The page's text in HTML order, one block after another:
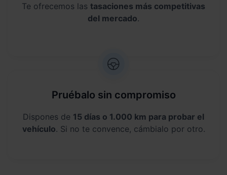
Te ofrecemos las tasaciones más competitivas
del mercado.
Pruébalo sin compromiso
Dispones de 15 días o 1.000 km para probar el
vehículo. Si no te convence, cámbialo por otro.